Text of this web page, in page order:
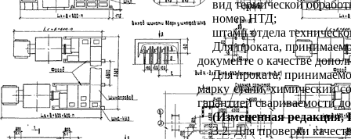
вид термической
номер НТД;
штамп отдела
Для проката,
документе о качестве
Для проката,
марку стали, химический
гарантией свариваемости
(Измененная
3.2. Для проверки